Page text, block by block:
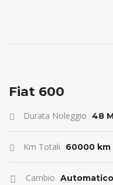
ANTICIPO 0
Fiat 600
Durata Noleggio 48
Km Totali 60000 km
Cambio Automatico